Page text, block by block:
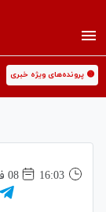
🟡 پرونده‌های ویژه خبری
16:03
08 فروردين 1405